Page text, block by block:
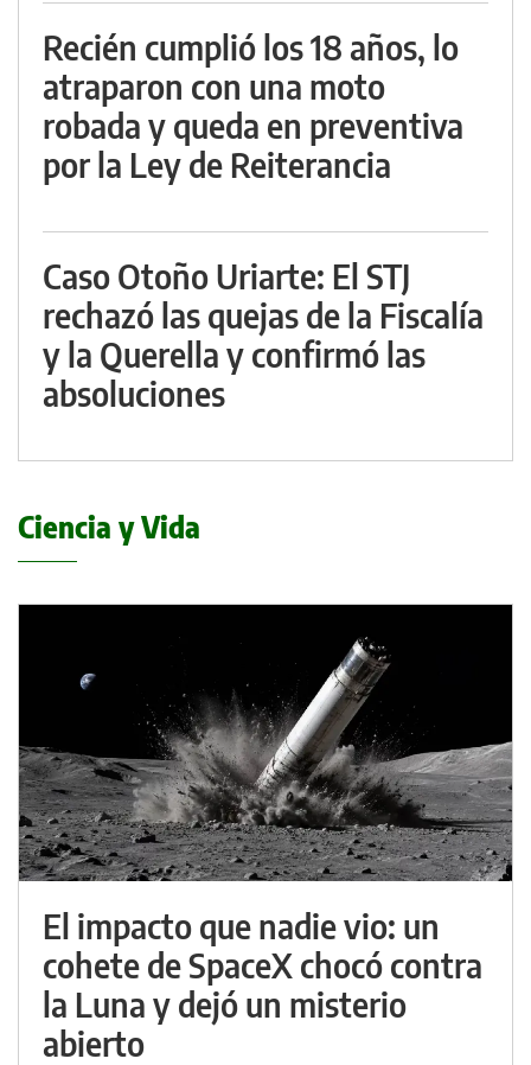
Recién cumplió los 18 años, lo
atraparon con una moto
robada y queda en preventiva
por la Ley de Reiterancia
Caso Otoño Uriarte: El STJ
rechazó las quejas de la Fiscalía
y la Querella y confirmó las
absoluciones
Ciencia y Vida
El impacto que nadie vio: un
cohete de SpaceX chocó contra
la Luna y dejó un misterio
abierto